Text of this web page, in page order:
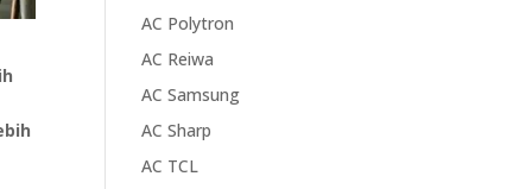
AC Polytron
AC Reiwa
AC Samsung
AC Sharp
AC TCL